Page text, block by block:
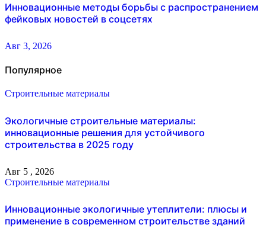
Инновационные методы борьбы с распространением
фейковых новостей в соцсетях
Авг 3, 2026
Популярное
Строительные материалы
Экологичные строительные материалы:
инновационные решения для устойчивого
строительства в 2025 году
Авг 5 , 2026
Строительные материалы
Инновационные экологичные утеплители: плюсы и
применение в современном строительстве зданий